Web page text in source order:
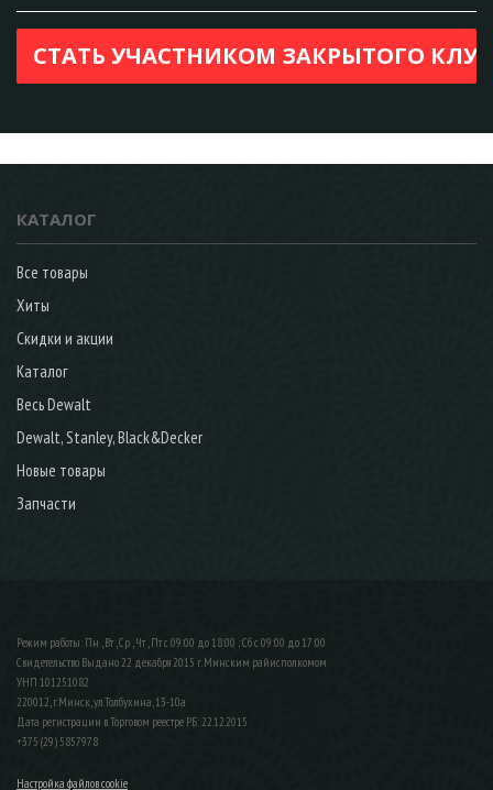
КАТАЛОГ
Все товары
Хиты
Скидки и акции
Каталог
Весь Dewalt
Dewalt, Stanley, Black&Decker
Новые товары
Запчасти
Режим работы: Пн , Вт , Ср , Чт , Пт c 09:00 до 18:00 ; Сб c 09:00 до 17:00
Свидетельство Выдано 22 декабря 2015 г. Минским райисполкомом
УНП 101251082
220012, г.Минск, ул.Толбухина, 13-10а
Дата регистрации в Торговом реестре РБ: 22.12.2015
+375 (29) 5857978
Настройка файлов cookie